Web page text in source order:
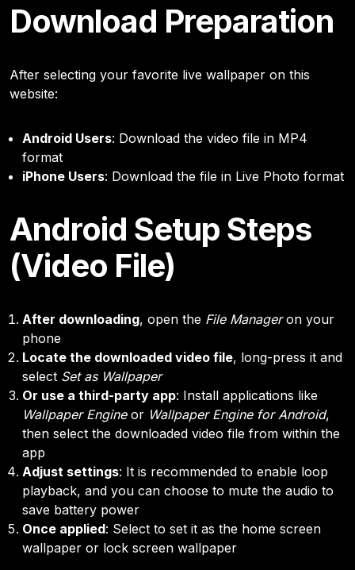
Download Preparation
After selecting your favorite live wallpaper on this
website:
Android Users: Download the video file in MP4
format
iPhone Users: Download the file in Live Photo format
Android Setup Steps
(Video File)
After downloading, open the File Manageron your
phone
Locate the downloaded video file, long-press it and
select Set as Wallpaper
Or use a third-party app: Install applications like
Wallpaper Engineor Wallpaper Engine for Android,
then select the downloaded video file from within the
app
Adjust settings: It is recommended to enable loop
playback, and you can choose to mute the audio to
save battery power
Once applied: Select to set it as the home screen
wallpaper or lock screen wallpaper